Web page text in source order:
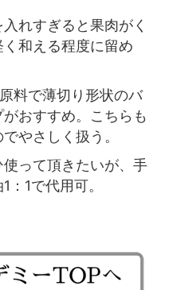
れすぎると果肉がく
和える程度に留め
料で薄切り形状のバ
おすすめ。こちらも
やさしく扱う。
使って頂きたいが、手
1で代用可。